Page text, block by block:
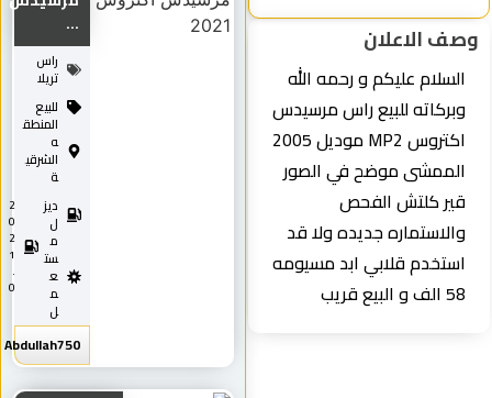
وصف الاعلان
السلام عليكم و رحمه الله
وبركاته للبيع راس مرسيدس
اكتروس MP2 موديل 2005
الممشى موضح في الصور
قير كلتش الفحص
والاستماره جديده ولا قد
استخدم قلابي ابد مسيومه
58 الف و البيع قريب
...
راس
تريلا
للبيع
المنطق
ه
الشرقي
ة
ديز
ل
م
ست
ع
م
ل
2
0
2
0
Abdullah750